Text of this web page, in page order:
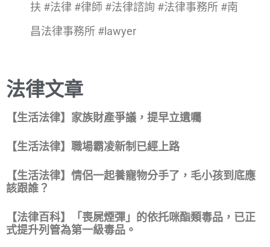
扶 #法律 #律師 #法律諮詢 #法律事務所 #南
昌法律事務所 #lawyer
法律文章
【生活法律】家族財產爭議，提早立遺囑
【生活法律】職場霸凌新制已經上路
【生活法律】情侶一起養寵物分手了，毛小孩到底應
該跟誰？
【法律百科】「喪屍煙彈」的依托咪酯類毒品，已正
式提升列管為第一級毒品。